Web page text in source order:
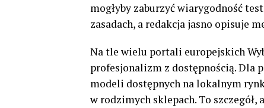
mogłyby zaburzyć wiarygodność
zasadach, a redakcja jasno opisuje
Na tle wielu portali europejskich
profesjonalizm z dostępnością. Dla
modeli dostępnych na lokalnym
w rodzimych sklepach. To